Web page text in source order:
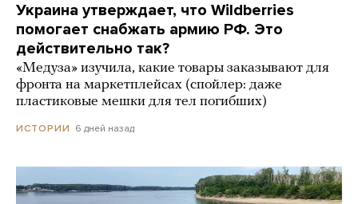
Украина утверждает, что Wildberries
помогает снабжать армию РФ. Это
действительно так?
«Медуза» изучила, какие товары заказывают для
фронта на маркетплейсах (спойлер: даже
пластиковые мешки для тел погибших)
ИСТОРИИ 6 дней назад